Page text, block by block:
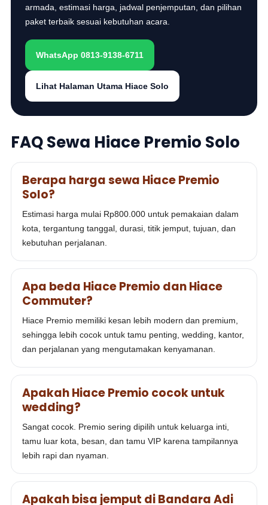
armada, estimasi harga, jadwal penjemputan, dan pilihan
paket terbaik sesuai kebutuhan acara.
WhatsApp 0813-9138-6711
Lihat Halaman Utama Hiace Solo
FAQ Sewa Hiace Premio Solo
Berapa harga sewa Hiace Premio
Solo?
Estimasi harga mulai Rp800.000 untuk pemakaian dalam
kota, tergantung tanggal, durasi, titik jemput, tujuan, dan
kebutuhan perjalanan.
Apa beda Hiace Premio dan Hiace
Commuter?
Hiace Premio memiliki kesan lebih modern dan premium,
sehingga lebih cocok untuk tamu penting, wedding, kantor,
dan perjalanan yang mengutamakan kenyamanan.
Apakah Hiace Premio cocok untuk
wedding?
Sangat cocok. Premio sering dipilih untuk keluarga inti,
tamu luar kota, besan, dan tamu VIP karena tampilannya
lebih rapi dan nyaman.
Apakah bisa jemput di Bandara Adi